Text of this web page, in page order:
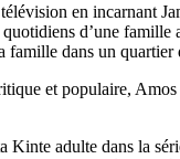
en incarnant
d’une
famille dans un
et populaire,
Kinte adulte dans la